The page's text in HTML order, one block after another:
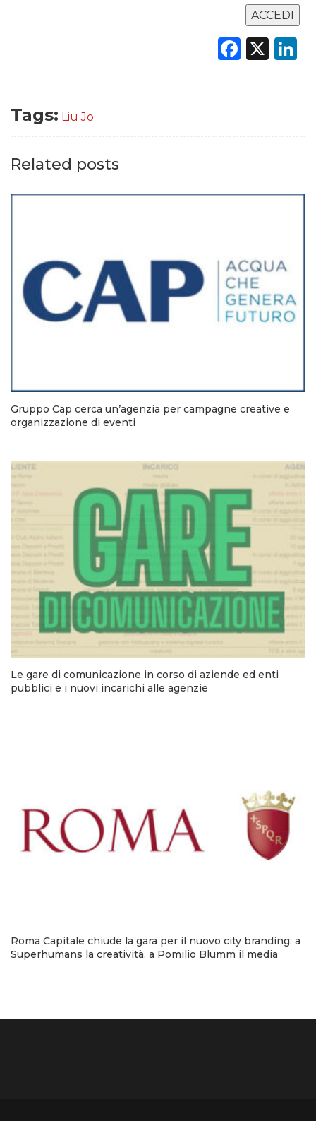
X
Tags: Liu Jo
Related posts
Gruppo Cap cerca un’agenzia per campagne creative e
organizzazione di eventi
Le gare di comunicazione in corso di aziende ed enti
pubblici e i nuovi incarichi alle agenzie
Roma Capitale chiude la gara per il nuovo city branding: a
Superhumans la creatività, a Pomilio Blumm il media